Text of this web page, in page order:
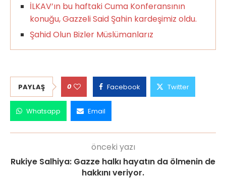
İLKAV’ın bu haftaki Cuma Konferansının
konuğu, Gazzeli Said Şahin kardeşimiz oldu.
Şahid Olun Bizler Müslümanlarız
PAYLAŞ 0 Facebook Twitter
Whatsapp Email
önceki yazı
Rukiye Salhiya: Gazze halkı hayatın da ölmenin de
hakkını veriyor.